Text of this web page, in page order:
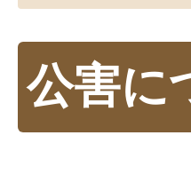
公害に